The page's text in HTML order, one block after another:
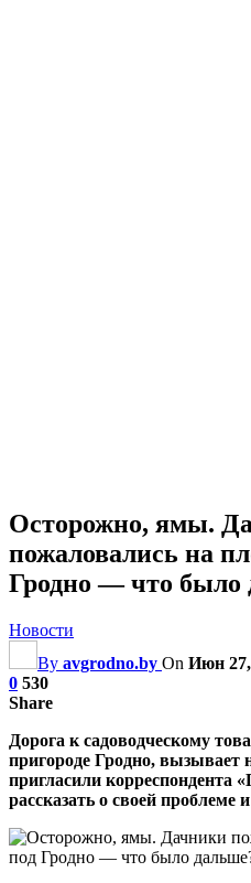
Осторожно, ямы.
пожаловались на
Гродно — что было
Новости
By avgrodno.by On Июн 27,
0 530
Share
Дорога к садоводческому
пригороде Гродно, вызывает
пригласили корреспондента
рассказать о своей проблеме